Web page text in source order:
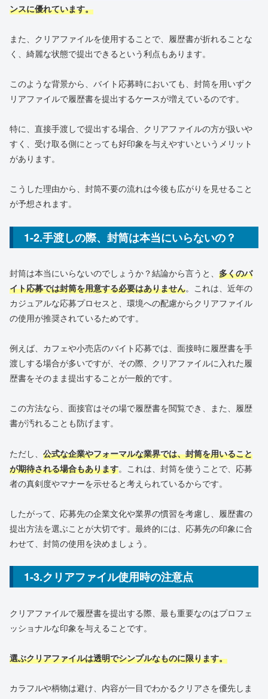
ンスに優れています。
また、クリアファイルを使用することで、履歴書が折れることな
く、綺麗な状態で提出できるという利点もあります。
このような背景から、バイト応募時においても、封筒を用いずク
リアファイルで履歴書を提出するケースが増えているのです。
特に、直接手渡しで提出する場合、クリアファイルの方が扱いや
すく、受け取る側にとっても好印象を与えやすいというメリット
があります。
こうした理由から、封筒不要の流れは今後も広がりを見せること
が予想されます。
1-2.手渡しの際、封筒は本当にいらないの？
封筒は本当にいらないのでしょうか？結論から言うと、 多くのバ
イト応募では封筒を用意する必要はありません。これは、近年の
カジュアルな応募プロセスと、環境への配慮からクリアファイル
の使用が推奨されているためです。
例えば、カフェや小売店のバイト応募では、面接時に履歴書を手
渡しする場合が多いですが、その際、クリアファイルに入れた履
歴書をそのまま提出することが一般的です。
この方法なら、面接官はその場で履歴書を閲覧でき、また、履歴
書が汚れることも防げます。
ただし、 公式な企業やフォーマルな業界では、封筒を用いること
が期待される場合もあります。これは、封筒を使うことで、応募
者の真剣度やマナーを示せると考えられているからです。
したがって、応募先の企業文化や業界の慣習を考慮し、履歴書の
提出方法を選ぶことが大切です。最終的には、応募先の印象に合
わせて、封筒の使用を決めましょう。
1-3.クリアファイル使用時の注意点
クリアファイルで履歴書を提出する際、最も重要なのはプロフェ
ッショナルな印象を与えることです。
選ぶクリアファイルは透明でシンプルなものに限ります。
カラフルや柄物は避け、内容が一目でわかるクリアさを優先しま